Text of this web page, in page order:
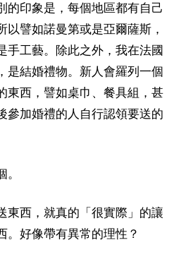
的印象是，每個地區都有自己
以譬如諾曼第或是亞爾薩斯，
手工藝。除此之外，我在法國
是結婚禮物。新人會羅列一個
東西，譬如桌巾、餐具組，甚
參加婚禮的人自行認領要送的
東西，就真的「很實際」的讓
。好像帶有異常的理性？